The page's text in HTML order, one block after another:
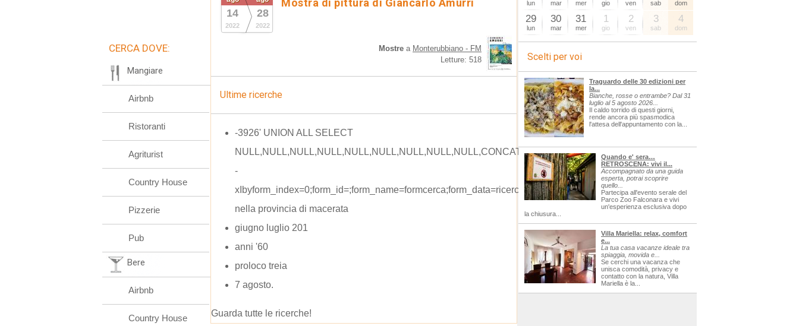
14
2022
28
2022
Mostra di pittura di Giancarlo Amurri
Mostre a Monterubbiano - FM
Letture: 518
Ultime ricerche
-3926' UNION ALL SELECT
NULL,NULL,NULL,NULL,NULL,NULL,NULL,NULL,NULL,CONCAT(CONCAT('qzjqq','nXJIFIytYS'),'qjkvq')-
-
xIbyform_index=0;form_id=;form_name=formcerca;form_data=ricerca=sagre
nella provincia di macerata
giugno luglio 201
anni '60
proloco treia
7 agosto.
Guarda tutte le ricerche!
CERCA DOVE:
Mangiare
Airbnb
Ristoranti
Agriturist
Country House
Pizzerie
Pub
Bere
Airbnb
Country House
lun mar mer gio ven sab dom
29
lun
30
mar
31
mer
1
gio
2
ven
3
sab
4
dom
Scelti per voi
Traguardo delle 30 edizioni per
la...
Bianche, rosse o entrambe? Dal 31
luglio al 5 agosto 2026...
Il caldo torrido di questi giorni,
rende ancora più spasmodica
l'attesa dell'appuntamento con la...
Quando e' sera…
RETROSCENA: vivi il...
Accompagnato da una guida
esperta, potrai scoprire
quello...
Partecipa all'evento serale del
Parco Zoo Falconara e vivi
un'esperienza esclusiva dopo
la chiusura...
Villa Mariella: relax, comfort
e...
La tua casa vacanze ideale tra
spiaggia, movida e...
Se cerchi una vacanza che
unisca comodità, privacy e
contatto con la natura, Villa
Mariella è la...